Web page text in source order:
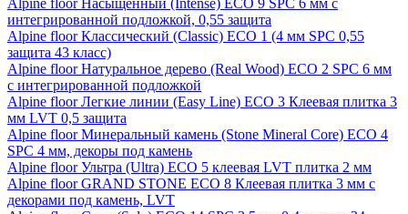
Alpine floor Насыщенный (Intense) ECO 9 SPC 6 мм с
интегрированной подложкой, 0,55 защита
Alpine floor Классический (Classic) ECO 1 (4 мм SPC 0,55
защита 43 класс)
Alpine floor Натуральное дерево (Real Wood) ECO 2 SPC 6 мм
с интегрированной подложкой
Alpine floor Легкие линии (Easy Line) ECO 3 Клеевая плитка 3
мм LVT 0,5 защита
Alpine floor Минеральный камень (Stone Mineral Core) ECO 4
SPC 4 мм, декоры под камень
Alpine floor Ультра (Ultra) ECO 5 клеевая LVT плитка 2 мм
Alpine floor GRAND STONE ECO 8 Клеевая плитка 3 мм с
декорами под камень, LVT